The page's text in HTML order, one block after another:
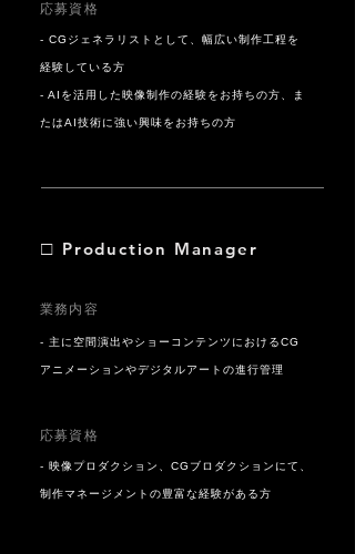
応募資格
- CGジェネラリストとして、幅広い制作工程を
経験している方
- AIを活用した映像制作の経験をお持ちの方、ま
たはAI技術に強い興味をお持ちの方
□ Production Manager
業務内容
- 主に空間演出やショーコンテンツにおけるCG
アニメーションやデジタルアートの進行管理
応募資格
- 映像プロダクション、CGブロダクションにて、
制作マネージメントの豊富な経験がある方